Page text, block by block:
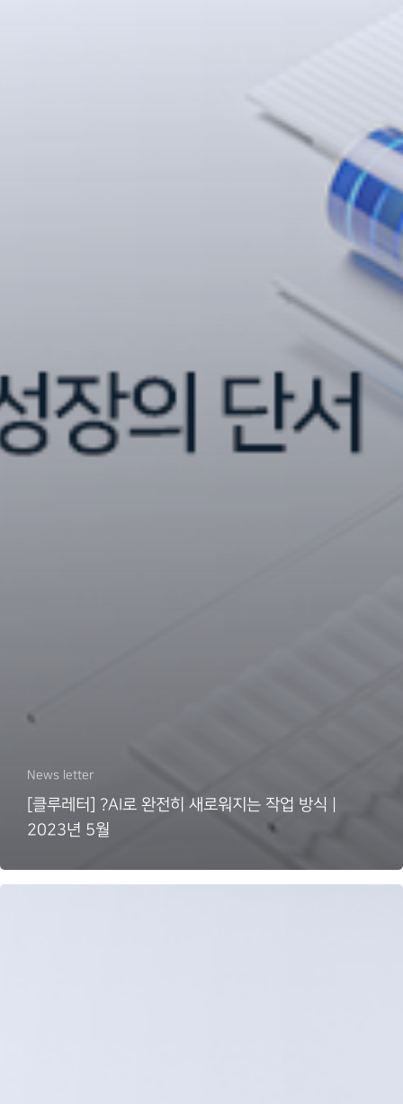
News letter
[클루레터] ?AI로 완전히 새로워지는 작업 방식 |
2023년 5월